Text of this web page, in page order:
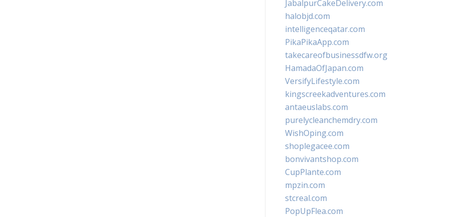
JabalpurCakeDelivery.com
halobjd.com
intelligenceqatar.com
PikaPikaApp.com
takecareofbusinessdfw.org
HamadaOfJapan.com
VersifyLifestyle.com
kingscreekadventures.com
antaeuslabs.com
purelycleanchemdry.com
WishOping.com
shoplegacee.com
bonvivantshop.com
CupPlante.com
mpzin.com
stcreal.com
PopUpFlea.com